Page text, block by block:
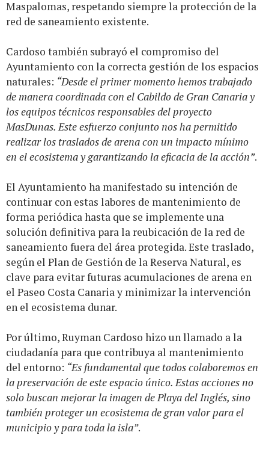
Maspalomas, respetando siempre la protección de la
red de saneamiento existente.
Cardoso también subrayó el compromiso del
Ayuntamiento con la correcta gestión de los espacios
naturales: “Desde el primer momento hemos trabajado
de manera coordinada con el Cabildo de Gran Canaria y
los equipos técnicos responsables del proyecto
MasDunas. Este esfuerzo conjunto nos ha permitido
realizar los traslados de arena con un impacto mínimo
en el ecosistema y garantizando la eficacia de la acción”.
El Ayuntamiento ha manifestado su intención de
continuar con estas labores de mantenimiento de
forma periódica hasta que se implemente una
solución definitiva para la reubicación de la red de
saneamiento fuera del área protegida. Este traslado,
según el Plan de Gestión de la Reserva Natural, es
clave para evitar futuras acumulaciones de arena en
el Paseo Costa Canaria y minimizar la intervención
en el ecosistema dunar.
Por último, Ruyman Cardoso hizo un llamado a la
ciudadanía para que contribuya al mantenimiento
del entorno: “Es fundamental que todos colaboremos en
la preservación de este espacio único. Estas acciones no
solo buscan mejorar la imagen de Playa del Inglés, sino
también proteger un ecosistema de gran valor para el
municipio y para toda la isla”.